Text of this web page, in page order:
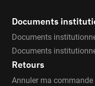
Documents
Documents
Documents
Retours
Annuler ma commande